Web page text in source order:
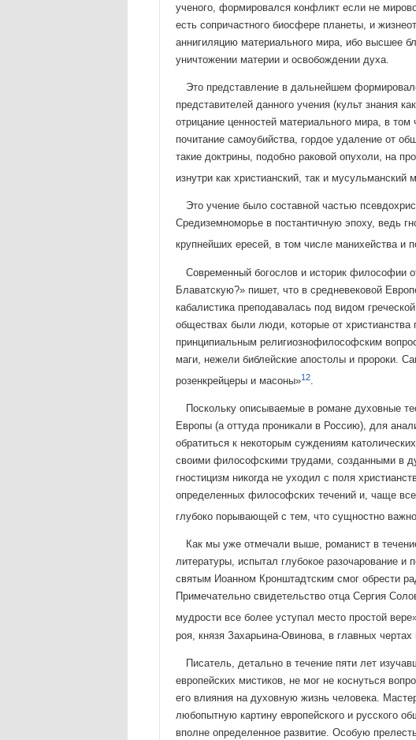
ученого, формировался конфликт если не
есть сопричастного биосфере планеты, и
аннигиляцию матери­ального мира, ибо высшее
уничтожении материи и освобождении духа.
Это представление в дальнейшем
представителей данного уче­ния (культ знания
отрицание ценностей материального мира, в
почитание самоубий­ства, гордое удаление от
такие доктрины, подобно раковой опухо­ли, на
изнутри как христианский, так и
Это учение было составной частью
Средиземноморье в постантичную эпоху, ведь
крупнейших ересей, в том числе манихейства и
Современный богослов и историк философии
Блаватскую?» пишет, что в средневековой
кабалистика преподавалась под видом
обществах были люди, которые от христианства
принципиальным религиозно­философским
маги, нежели библейские апостолы и пророки.
розенкрейцеры и масоны»12
Поскольку описываемые в романе духовные
Европы (а оттуда проникали в Россию), для
обратиться к некоторым суждениям
своими философскими трудами, созданными в
гностицизм никогда не ухо­дил с поля
определенных философских течений и, чаще
глубоко поры­вающей с тем, что сущностно
Как мы уже отмечали выше, романист в
литературы, испытал глу­бокое разочарование
святым Иоанном Кронштадтским смог обрести
Примечательно свидетельство отца Сергия
мудрости все более уступал место про­стой
роя, князя Захарьина-Овинова, в главных
Писатель, детально в течение пяти лет
европейских мистиков, не мог не коснуться
его влияния на духовную жизнь человека.
любопыт­ную картину европейского и русского
вполне определенное раз­витие. Особую